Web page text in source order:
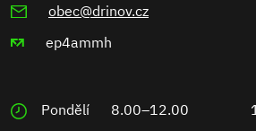
obec@drinov.cz
ep4ammh
Pondělí 8.00–12.00